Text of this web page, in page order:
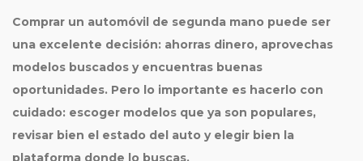
Comprar un automóvil de segunda mano puede ser
una excelente decisión: ahorras dinero, aprovechas
modelos buscados y encuentras buenas
oportunidades. Pero lo importante es hacerlo con
cuidado: escoger modelos que ya son populares,
revisar bien el estado del auto y elegir bien la
plataforma donde lo buscas.